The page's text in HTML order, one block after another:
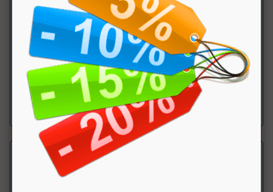
Vitamina B12
Why Nature
Integratore alimentare a base di Vitamina B12. Alto
dosaggio. Metabolismo energetico. Prod...
a partire da € 17.91
sconto 10%